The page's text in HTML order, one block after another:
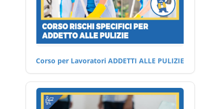
Corso per Lavoratori ADDETTI ALLE PULIZIE